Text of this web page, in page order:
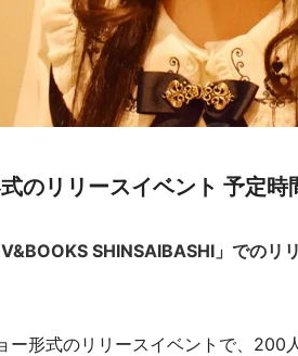
のリリースイベント 予定
SHINSAIBASHI」でのリ
形式のリリースイベントで、200